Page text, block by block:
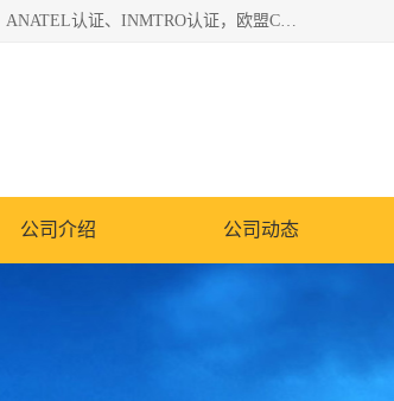
*是一家的测试、评估、检查与认机构，主要从事巴西NR10认证、NR12认证、NR13认证；ANATEL认证、INMTRO认证，欧盟CE认证：MD认证，PED认证，MID认证，ATEX认证，德国蓝色天使认证。
公司介绍 公司动态